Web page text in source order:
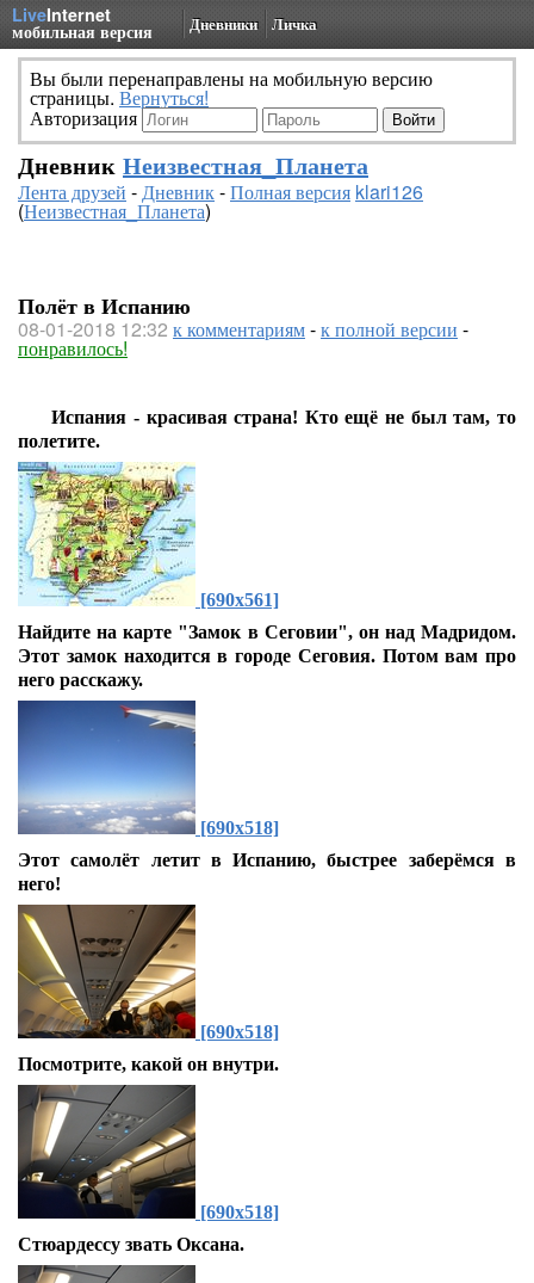
LiveInternet
мобильная версия Дневники Личка
Вы были перенаправлены на мобильную версию
страницы. Вернуться!
Авторизация
Дневник Неизвестная_Планета
Лента друзей -Дневник-Полная версия klari126
(Неизвестная_Планета)
Полёт в Испанию
08-01-2018 12:32 к комментариям-к полной версии -
понравилось!
Испания - красивая страна! Кто ещё не был там, то
полетите.
[690x561]
Найдите на карте "Замок в Сеговии", он над Мадридом.
Этот замок находится в городе Сеговия. Потом вам про
него расскажу.
[690x518]
Этот самолёт летит в Испанию, быстрее заберёмся в
него!
[690x518]
Посмотрите, какой он внутри.
[690x518]
Стюардессу звать Оксана.